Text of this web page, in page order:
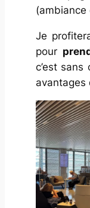
(ambiance
Je
pour
c’est sans
avantages